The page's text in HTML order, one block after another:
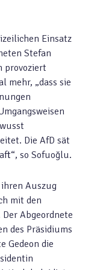
Einsatz
Stefan
provoziert
mehr, „dass sie
Die AfD sät
so Sofuoğlu.
Auszug
mit den
Abgeordnete
des Präsidiums
Gedeon die